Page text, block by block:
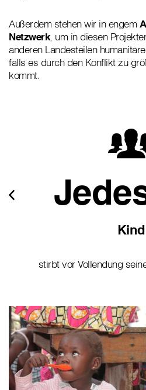
Außerdem stehen wir in engem
Netzwerk, um in diesen
anderen Landesteilen
falls es durch den Konflikt zu
kommt.
Kind
stirbt vor Vollendung